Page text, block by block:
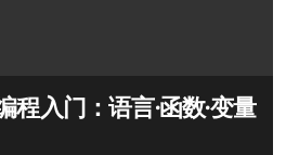
程入门：语言·函数·变量